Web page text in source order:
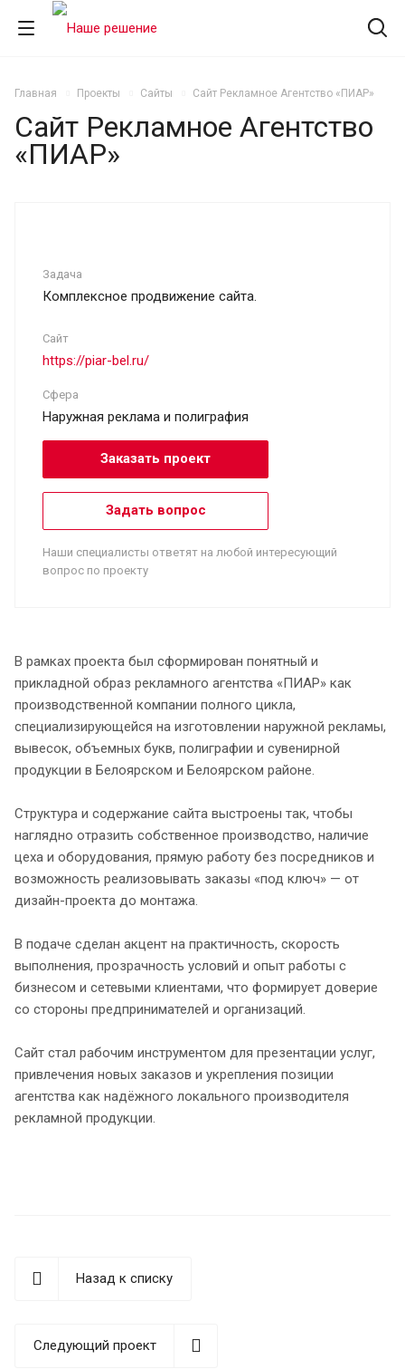
Главная Проекты Сайты Сайт Рекламное Агентство «ПИАР»
Сайт Рекламное Агентство
«ПИАР»
Задача
Комплексное продвижение сайта.
Сайт
https://piar-bel.ru/
Сфера
Наружная реклама и полиграфия
Заказать проект
Задать вопрос
Наши специалисты ответят на любой интересующий
вопрос по проекту
В рамках проекта был сформирован понятный и
прикладной образ рекламного агентства «ПИАР» как
производственной компании полного цикла,
специализирующейся на изготовлении наружной рекламы,
вывесок, объемных букв, полиграфии и сувенирной
продукции в Белоярском и Белоярском районе.
Структура и содержание сайта выстроены так, чтобы
наглядно отразить собственное производство, наличие
цеха и оборудования, прямую работу без посредников и
возможность реализовывать заказы «под ключ» — от
дизайн-проекта до монтажа.
В подаче сделан акцент на практичность, скорость
выполнения, прозрачность условий и опыт работы с
бизнесом и сетевыми клиентами, что формирует доверие
со стороны предпринимателей и организаций.
Сайт стал рабочим инструментом для презентации услуг,
привлечения новых заказов и укрепления позиции
агентства как надёжного локального производителя
рекламной продукции.
Назад к списку
Следующий проект